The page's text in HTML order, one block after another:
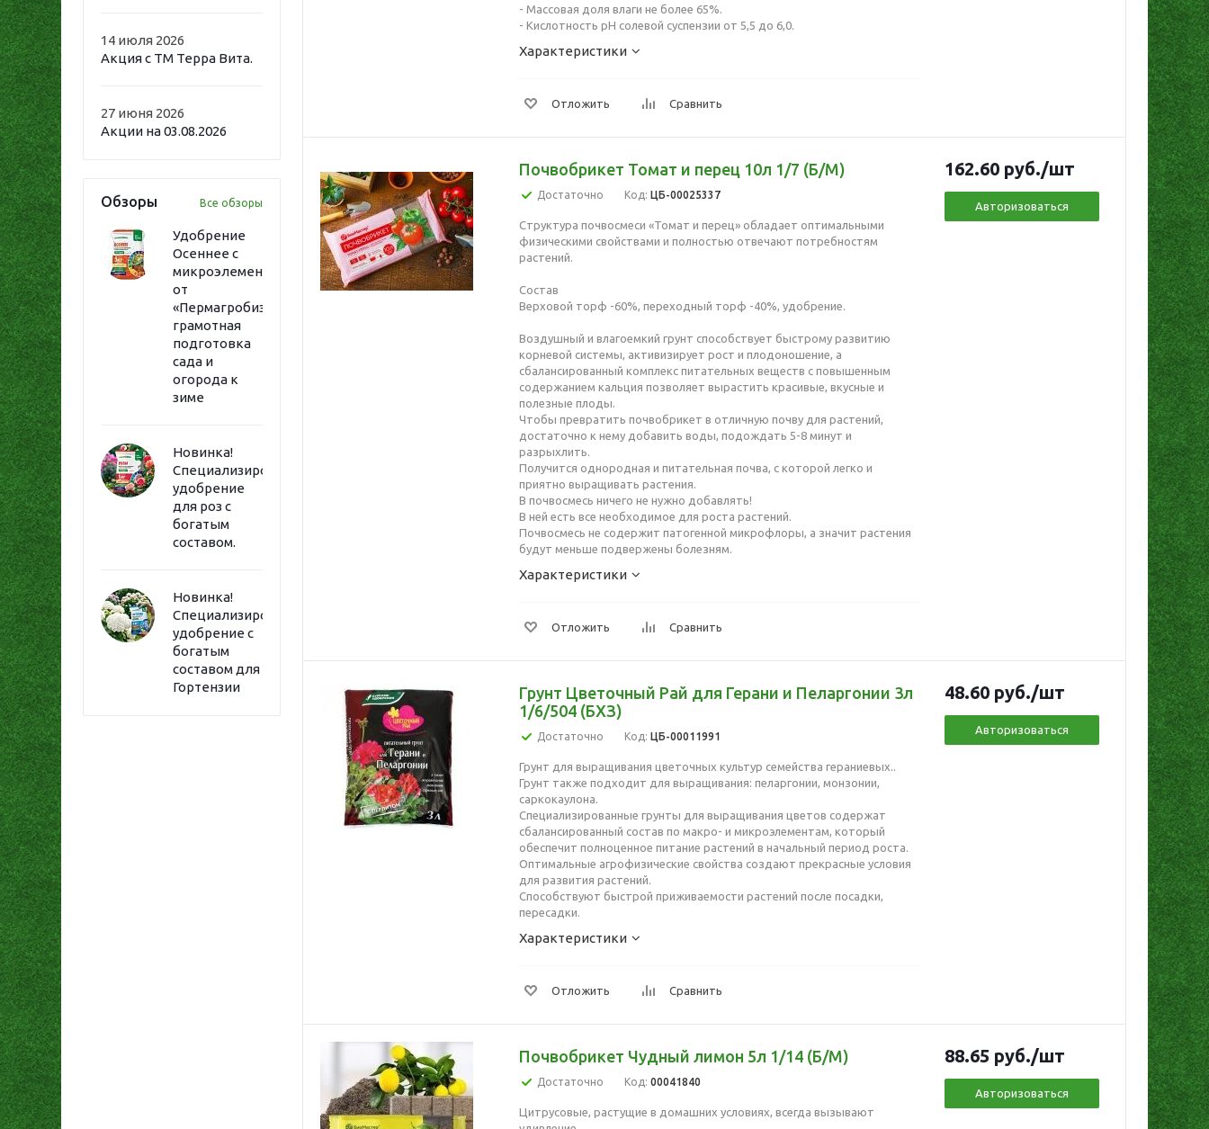
14 июля 2026
Акция с ТМ Терра Вита.
27 июня 2026
Акции на 03.08.2026
Обзоры Все обзоры
Удобрение
Осеннее с
микроэлементами
от
«Пермагробизнес»:
грамотная
подготовка
сада и
огорода к
зиме
Новинка!
Специализированное
удобрение
для роз с
богатым
составом.
Новинка!
Специализированное
удобрение с
богатым
составом для
Гортензии
- Массовая доля влаги не более 65%.
- Кислотность рН солевой суспензии от 5,5 до 6,0.
Характеристики
Отложить Сравнить
Почвобрикет Томат и перец 10л 1/7 (Б/М)
Достаточно Код: ЦБ-00025337
Структура почвосмеси «Томат и перец» обладает оптимальными
физическими свойствами и полностью отвечают потребностям
растений.
Состав
Верховой торф -60%, переходный торф -40%, удобрение.
Воздушный и влагоемкий грунт способствует быстрому развитию
корневой системы, активизирует рост и плодоношение, а
сбалансированный комплекс питательных веществ с повышенным
содержанием кальция позволяет вырастить красивые, вкусные и
полезные плоды.
Чтобы превратить почвобрикет в отличную почву для растений,
достаточно к нему добавить воды, подождать 5-8 минут и
разрыхлить.
Получится однородная и питательная почва, с которой легко и
приятно выращивать растения.
В почвосмесь ничего не нужно добавлять!
В ней есть все необходимое для роста растений.
Почвосмесь не содержит патогенной микрофлоры, а значит растения
будут меньше подвержены болезням.
Характеристики
Отложить Сравнить
162.60 руб./шт
Авторизоваться
Грунт Цветочный Рай для Герани и Пеларгонии 3л
1/6/504 (БХЗ)
Достаточно Код: ЦБ-00011991
Грунт для выращивания цветочных культур семейства гераниевых..
Грунт также подходит для выращивания: пеларгонии, монзонии,
саркокаулона.
Специализированные грунты для выращивания цветов содержат
сбалансированный состав по макро- и микроэлементам, который
обеспечит полноценное питание растений в начальный период роста.
Оптимальные агрофизические свойства создают прекрасные условия
для развития растений.
Способствуют быстрой приживаемости растений после посадки,
пересадки.
Характеристики
Отложить Сравнить
48.60 руб./шт
Авторизоваться
Почвобрикет Чудный лимон 5л 1/14 (Б/М)
Достаточно Код: 00041840
Цитрусовые, растущие в домашних условиях, всегда вызывают
88.65 руб./шт
Авторизоваться